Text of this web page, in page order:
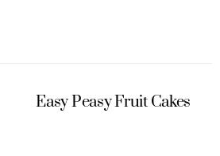
Easy Peasy Fruit Cakes